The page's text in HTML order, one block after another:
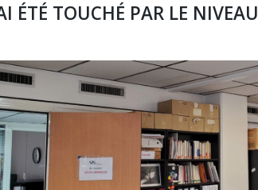
ÉTÉ TOUCHÉ PAR LE